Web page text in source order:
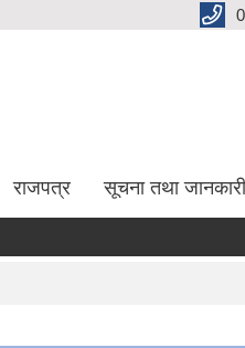
राजपत्र सूचना तथा जानकारी